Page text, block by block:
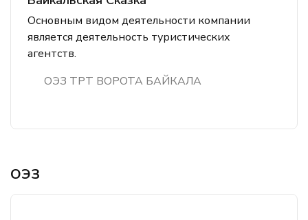
Основным видом деятельности компании
является деятельность туристических
агентств.
ОЭЗ ТРТ ВОРОТА БАЙКАЛА
ОЭЗ